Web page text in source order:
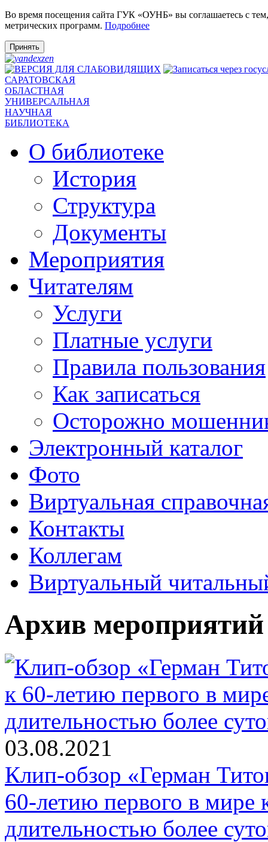
Во время посещения сайта ГУК «ОУНБ» вы соглашаетесь с
метрических программ. Подробнее
Принять
САРАТОВСКАЯ
ОБЛАСТНАЯ
УНИВЕРСАЛЬНАЯ
НАУЧНАЯ
БИБЛИОТЕКА
О библиотеке
История
Структура
Документы
Мероприятия
Читателям
Услуги
Платные услуги
Правила пользования
Как записаться
Осторожно
Электронный каталог
Фото
Виртуальная
Контакты
Коллегам
Виртуальный
Архив мероприятий
03.08.2021
Клип-обзор «Герман
60-летию первого в мире
длительностью более